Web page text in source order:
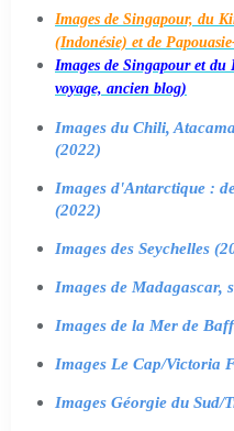
Images de Singapour, du
(Indonésie) et de
Images de Singapour et
voyage, ancien blog)
Images du Chili,
(2022)
Images d'Antarctique :
(2022)
Images des Seychelles
Images de Madagascar,
Images de la Mer de
Images Le Cap/Victoria
Images Géorgie du Sud/